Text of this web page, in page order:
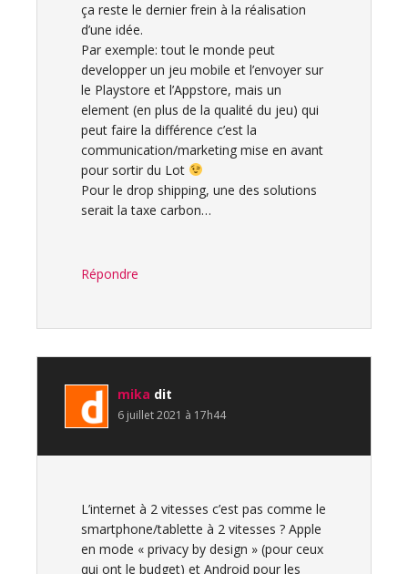
ça reste le dernier frein à la réalisation
d’une idée.
Par exemple: tout le monde peut
developper un jeu mobile et l’envoyer sur
le Playstore et l’Appstore, mais un
element (en plus de la qualité du jeu) qui
peut faire la différence c’est la
communication/marketing mise en avant
pour sortir du Lot
Pour le drop shipping, une des solutions
serait la taxe carbon…
Répondre
mika dit
6 juillet 2021 à 17h44
L’internet à 2 vitesses c’est pas comme le
smartphone/tablette à 2 vitesses ? Apple
en mode « privacy by design » (pour ceux
qui ont le budget) et Android pour les